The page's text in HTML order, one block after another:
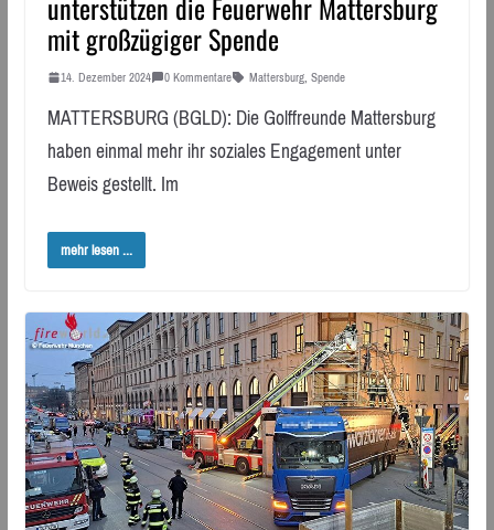
mit großzügiger Spende
14. Dezember 2024 0 Kommentare Mattersburg, Spende
MATTERSBURG (BGLD): Die Golffreunde Mattersburg
haben einmal mehr ihr soziales Engagement unter
Beweis gestellt. Im
mehr lesen ...